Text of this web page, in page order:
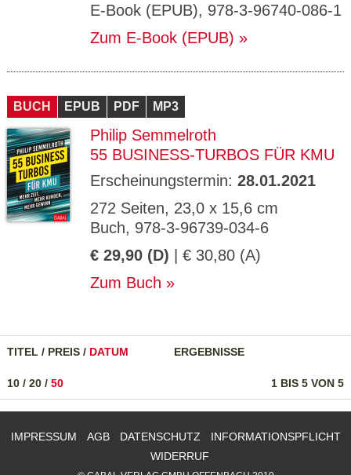
E-Book (EPUB), 978-3-96740-086-1
Zum E-Book (EPUB)
BUCH EPUB PDF MP3
Philip Semmelroth
55 BUSINESS-TURBOS FÜR KMU
Erscheinungstermin: 28.01.2021
272 Seiten, 23,0 x 15,6 cm
Buch, 978-3-96739-034-6
€ 29,90 (D) | € 30,80 (A)
Zum Buch
TITEL / PREIS / DATUM ERGEBNISSE
1 BIS 5 VON 5
10 / 20 / 50
IMPRESSUM AGB DATENSCHUTZ
INFORMATIONSPFLICHT
WIDERRUF